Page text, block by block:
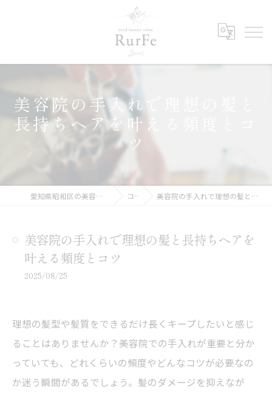
美容院の手入れで理想の髪と
長持ちヘアを叶える頻度とコ
ツ
愛知県昭和区の美容院ならRurFe【ルルフェ】 コラム 美容院の手入れで理想の髪と長持ちヘアを叶える頻度とコツ
美容院の手入れで理想の髪と長持ちヘアを
叶える頻度とコツ
2025/08/25
理想の髪型や髪質をできるだけ長くキープしたいと感じ
ることはありませんか？美容院での手入れが重要と分か
っていても、どれくらいの頻度やどんなコツが必要なの
か迷う瞬間があるでしょう。髪のダメージを抑えなが